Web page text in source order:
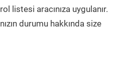
listesi aracınıza uygulanır.
durumu hakkında size